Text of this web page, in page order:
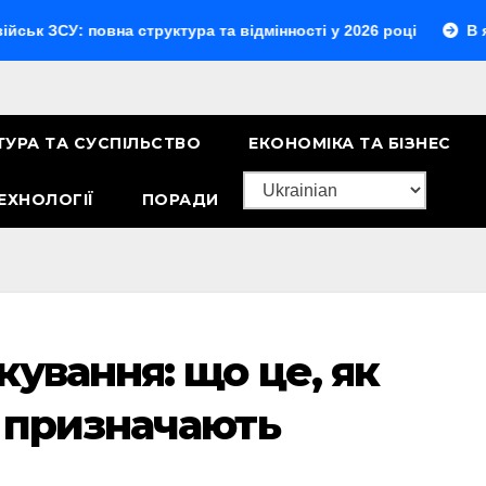
структура та відмінності у 2026 році В яких числах
ТА СУСПІЛЬСТВО ЕКОНОМІКА ТА БІЗНЕС
ПОРАДИ
що це, як